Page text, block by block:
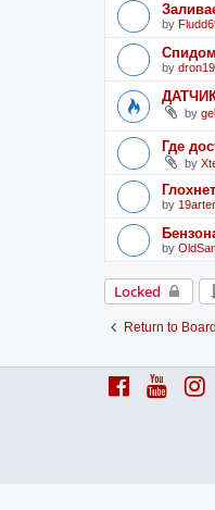
by
by
by
Где
by
by
by
Locked
Return to